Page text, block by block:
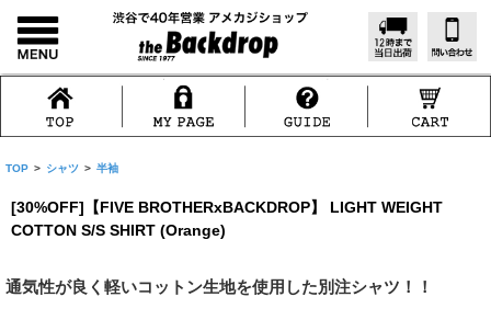
TOP > シャツ > 半袖
[30%OFF]【FIVE BROTHERxBACKDROP】 LIGHT WEIGHT
COTTON S/S SHIRT (Orange)
通気性が良く軽いコットン生地を使用した別注シャツ！！